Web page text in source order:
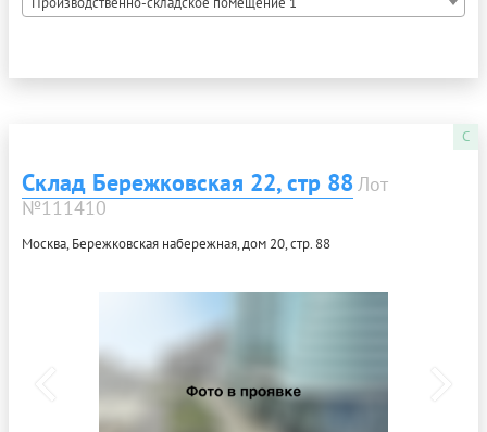
C
Склад Бережковская 22, стр 88Лот
№111410
Москва, Бережковская набережная, дом 20, стр. 88